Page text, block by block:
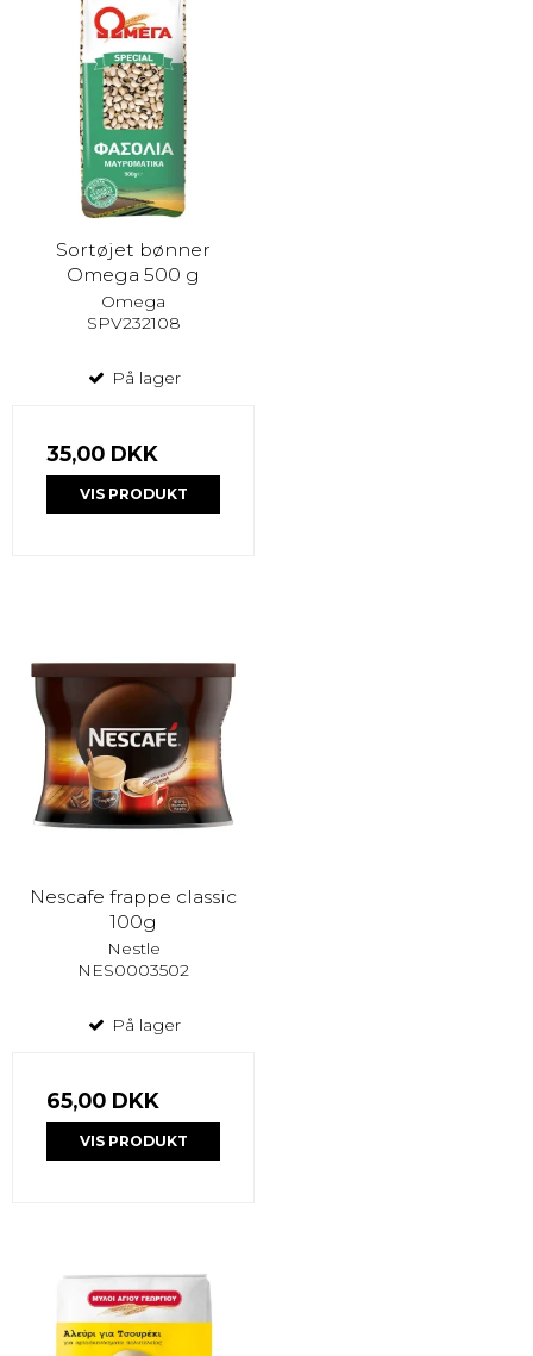
Sortøjet bønner
Omega 500 g
Omega
SPV232108
På lager
35,00 DKK
VIS PRODUKT
Nescafe frappe classic
100g
Nestle
NES0003502
På lager
65,00 DKK
VIS PRODUKT